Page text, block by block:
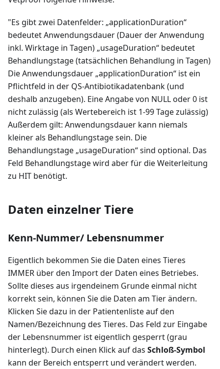
"Es gibt zwei Datenfelder: „applicationDuration“
bedeutet Anwendungsdauer (Dauer der Anwendung
inkl. Wirktage in Tagen) „usageDuration“ bedeutet
Behandlungstage (tatsächlichen Behandlung in Tagen)
Die Anwendungsdauer „applicationDuration“ ist ein
Pflichtfeld in der QS-Antibiotikadatenbank (und
deshalb anzugeben). Eine Angabe von NULL oder 0 ist
nicht zulässig (als Wertebereich ist 1-99 Tage zulässig)
Außerdem gilt: Anwendungsdauer kann niemals
kleiner als Behandlungstage sein. Die
Behandlungstage „usageDuration“ sind optional. Das
Feld Behandlungstage wird aber für die Weiterleitung
zu HIT benötigt.
Daten einzelner Tiere
Kenn-Nummer/ Lebensnummer
Eigentlich bekommen Sie die Daten eines Tieres
IMMER über den Import der Daten eines Betriebes.
Sollte dieses aus irgendeinem Grunde einmal nicht
korrekt sein, können Sie die Daten am Tier ändern.
Klicken Sie dazu in der Patientenliste auf den
Namen/Bezeichnung des Tieres. Das Feld zur Eingabe
der Lebensnummer ist eigentlich gesperrt (grau
hinterlegt). Durch einen Klick auf das Schloß-Symbol
kann der Bereich entsperrt und verändert werden.